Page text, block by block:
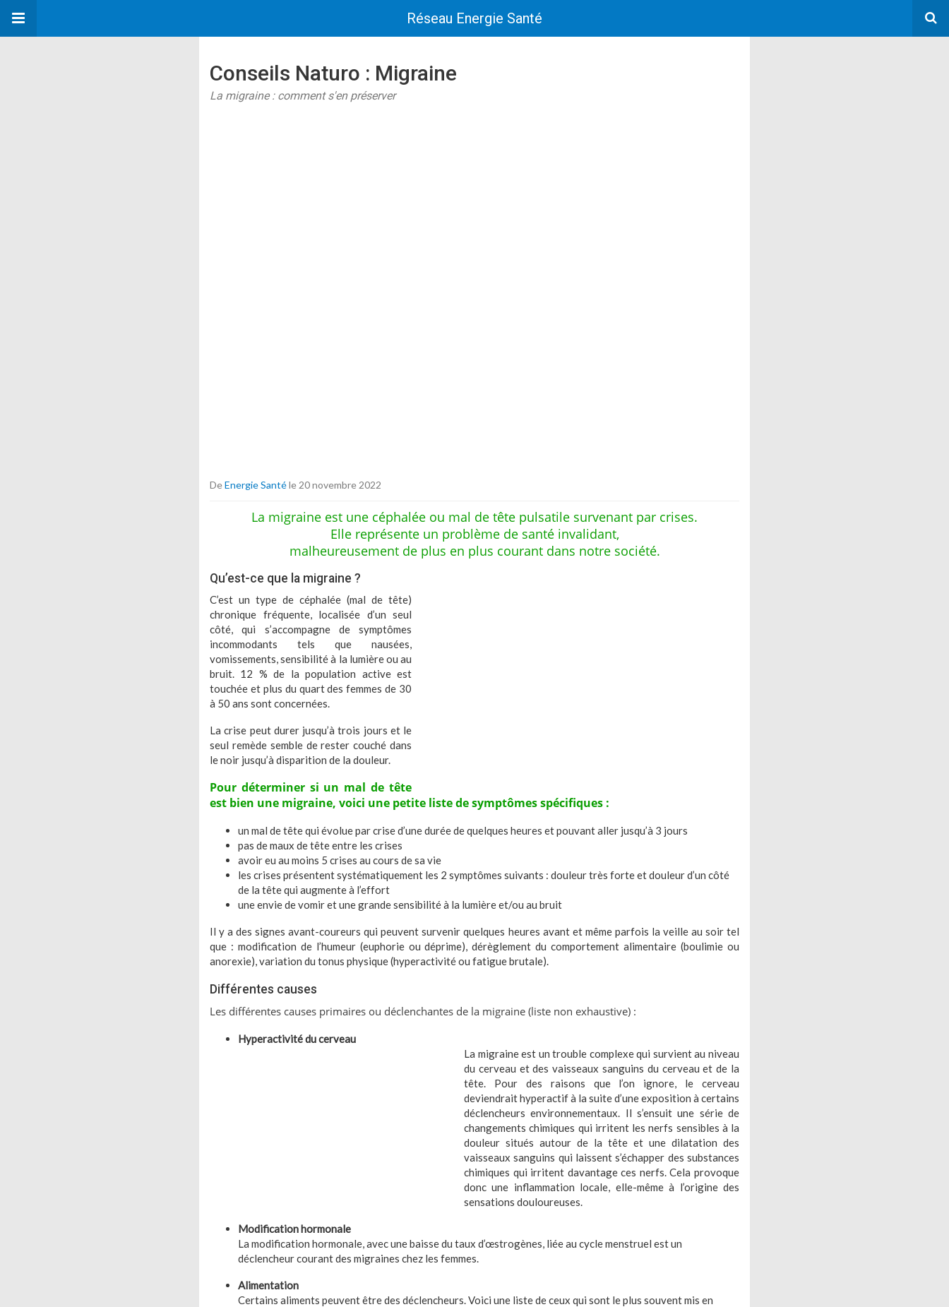
Réseau Energie Santé
Conseils Naturo : Migraine
La migraine : comment s'en préserver
DeEnergie Santéle 20 novembre 2022
La migraine est une céphalée ou mal de tête pulsatile survenant par crises.
Elle représente un problème de santé invalidant,
malheureusement de plus en plus courant dans notre société.
Qu’est-ce que la migraine ?
C’est un type de céphalée (mal de tête)
chronique fréquente, localisée d’un seul
côté, qui s’accompagne de symptômes
incommodants tels que nausées,
vomissements, sensibilité à la lumière ou au
bruit. 12 % de la population active est
touchée et plus du quart des femmes de 30
à 50 ans sont concernées.
La crise peut durer jusqu’à trois jours et le
seul remède semble de rester couché dans
le noir jusqu’à disparition de la douleur.
Pour déterminer si un mal de tête
est bien une migraine, voici une petite liste de symptômes spécifiques :
un mal de tête qui évolue par crise d’une durée de quelques heures et pouvant aller jusqu’à 3 jours
pas de maux de tête entre les crises
avoir eu au moins 5 crises au cours de sa vie
les crises présentent systématiquement les 2 symptômes suivants : douleur très forte et douleur d’un côté
de la tête qui augmente à l’effort
une envie de vomir et une grande sensibilité à la lumière et/ou au bruit
Il y a des signes avant-coureurs qui peuvent survenir quelques heures avant et même parfois la veille au soir tel
que : modification de l’humeur (euphorie ou déprime), dérèglement du comportement alimentaire (boulimie ou
anorexie), variation du tonus physique (hyperactivité ou fatigue brutale).
Différentes causes
Les différentes causes primaires ou déclenchantes de la migraine (liste non exhaustive) :
Hyperactivité du cerveau
La migraine est un trouble complexe qui survient au niveau
du cerveau et des vaisseaux sanguins du cerveau et de la
tête. Pour des raisons que l’on ignore, le cerveau
deviendrait hyperactif à la suite d’une exposition à certains
déclencheurs environnementaux. Il s’ensuit une série de
changements chimiques qui irritent les nerfs sensibles à la
douleur situés autour de la tête et une dilatation des
vaisseaux sanguins qui laissent s’échapper des substances
chimiques qui irritent davantage ces nerfs. Cela provoque
donc une inflammation locale, elle-même à l’origine des
sensations douloureuses.
Modification hormonale
La modification hormonale, avec une baisse du taux d’œstrogènes, liée au cycle menstruel est un
déclencheur courant des migraines chez les femmes.
Alimentation
Certains aliments peuvent être des déclencheurs. Voici une liste de ceux qui sont le plus souvent mis en